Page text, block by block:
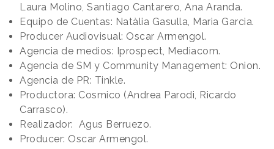
Laura Molino, Santiago Cantarero, Ana Aranda.
Equipo de Cuentas: Natàlia Gasulla, Maria Garcia.
Producer Audiovisual: Oscar Armengol.
Agencia de medios: Iprospect, Mediacom.
Agencia de SM y Community Management: Onion.
Agencia de PR: Tinkle.
Productora: Cosmico (Andrea Parodi, Ricardo
Carrasco).
Realizador: Agus Berruezo.
Producer: Oscar Armengol.